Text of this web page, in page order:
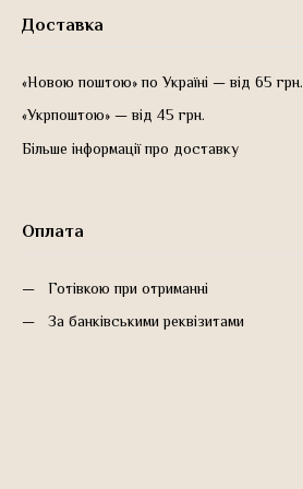
Доставка
«Новою поштою» по Україні — від 65 грн.
«Укрпоштою» — від 45 грн.
Більше інформації про доставку
Оплата
Готівкою при отриманні
За банківськими реквізитами